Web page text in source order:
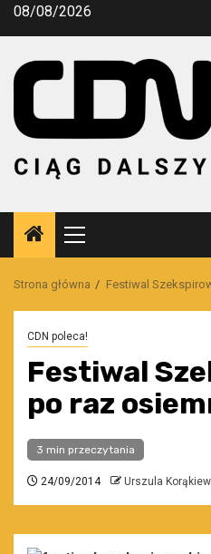
Przejdź
08/08/2026
Menu
główne
Strona główna Festiwal
CDN poleca!
Festiwal
po raz
3 min przeczytania
24/09/2014 Urszula